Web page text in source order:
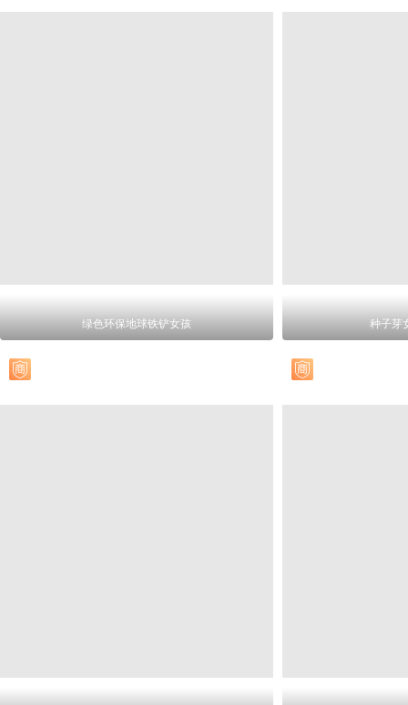
绿色环保地球铁铲女孩 种子芽